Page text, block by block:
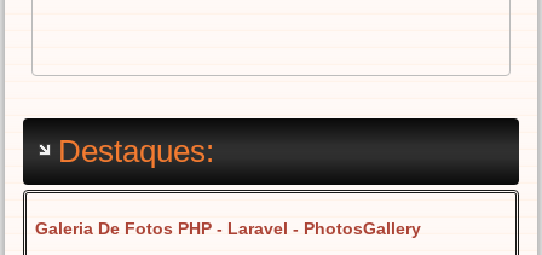
Destaques:
Galeria De Fotos PHP - Laravel - PhotosGallery